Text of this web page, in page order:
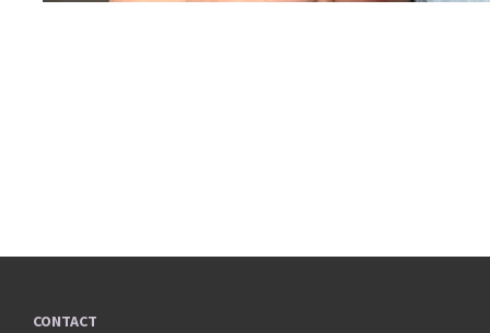
CONTACT